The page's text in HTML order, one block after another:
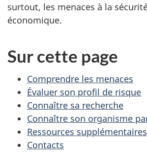
surtout, les menaces à la
économique.
Sur cette page
Comprendre les menaces
Évaluer son profil de risque
Connaître sa recherche
Connaître son organisme
Ressources supplémentaires
Contacts